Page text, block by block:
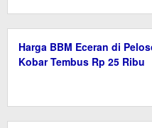
Harga BBM Eceran di
Kobar Tembus Rp 25 Ribu